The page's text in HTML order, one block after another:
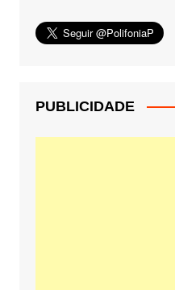
PUBLICIDADE